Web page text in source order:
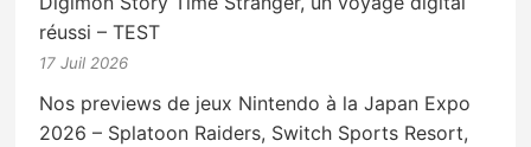
réussi – TEST
17 Juil 2026
Nos previews de jeux Nintendo à la Japan Expo
2026 – Splatoon Raiders, Switch Sports Resort,